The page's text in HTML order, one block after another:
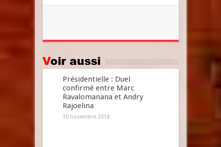
Voir aussi
Présidentielle : Duel
confirmé entre Marc
Ravalomanana et Andry
Rajoelina
30 novembre 2018